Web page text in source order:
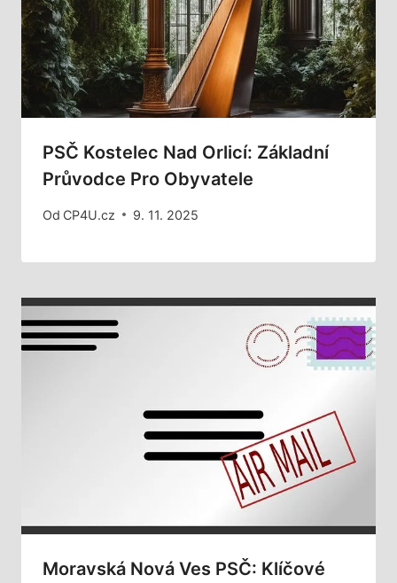
PSČ Kostelec Nad Orlicí: Základní
Průvodce Pro Obyvatele
Od CP4U.cz 9. 11. 2025
Moravská Nová Ves PSČ: Klíčové